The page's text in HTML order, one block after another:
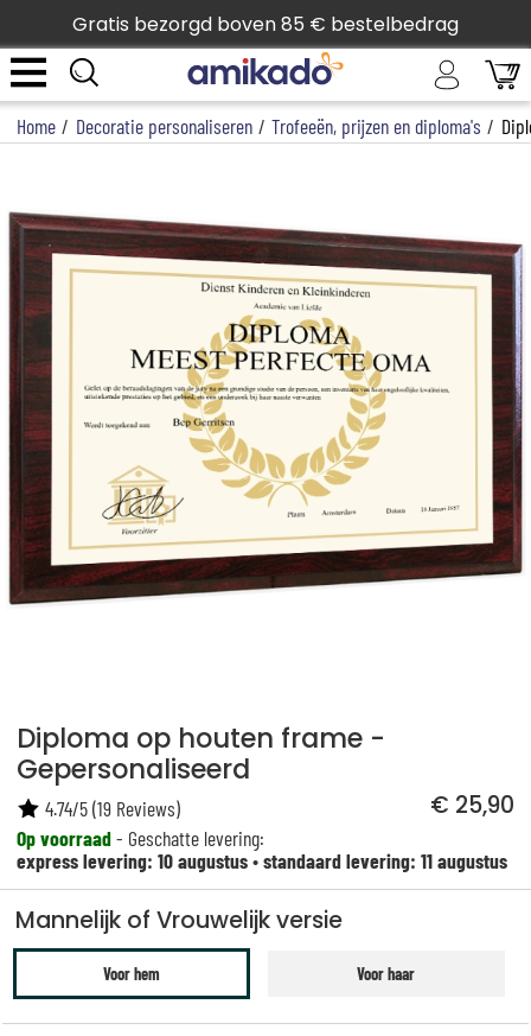
Gratis bezorgd boven 85 € bestelbedrag
Home / Decoratie personaliseren / Trofeeën, prijzen en diploma's /
Diploma op houten frame -
Gepersonaliseerd
€ 25,90
Op voorraad- Geschatte levering:
express levering: 10 augustus•standaard levering: 11 augustus
4.74/5(19 Reviews)
Mannelijk of Vrouwelijk versie
Voor hem Voor haar